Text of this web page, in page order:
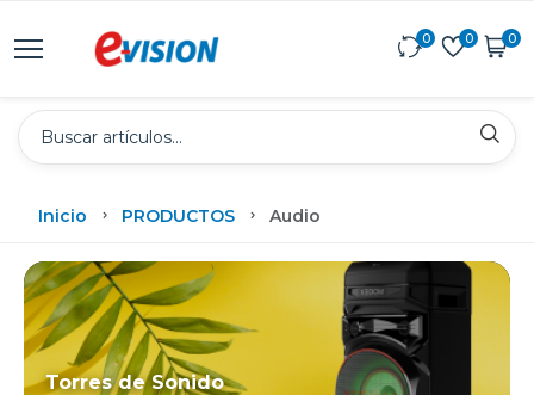
0 0 0
Inicio PRODUCTOS Audio
Torres de Sonido